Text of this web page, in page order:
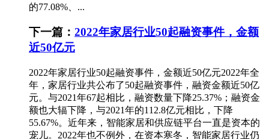
的77.08%、...
下一篇： 2022年家居行业50起融资事件，金额
近50亿元
2022年家居行业50起融资事件，金额近50亿元2022年全
年，家居行业共公布了50起融资事件，融资金额近50亿
元。与2021年67起相比，融资数量下降25.37%；融资金
额也大辐下降，与2021年的112.8亿元相比，下降
55.67%。近年来，智能家居和供应链平台一直是资本的
宠儿。2022年也不例外，在资本寒冬，智能家居行业仍